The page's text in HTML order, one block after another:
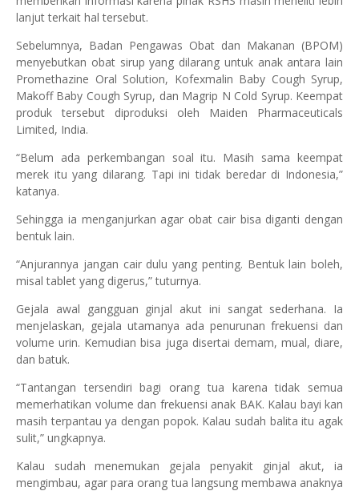
lanjut terkait hal tersebut.
Sebelumnya, Badan Pengawas Obat dan Makanan (BPOM)
menyebutkan obat sirup yang dilarang untuk anak antara lain
Promethazine Oral Solution, Kofexmalin Baby Cough Syrup,
Makoff Baby Cough Syrup, dan Magrip N Cold Syrup. Keempat
produk tersebut diproduksi oleh Maiden Pharmaceuticals
Limited, India.
“Belum ada perkembangan soal itu. Masih sama keempat
merek itu yang dilarang. Tapi ini tidak beredar di Indonesia,”
katanya.
Sehingga ia menganjurkan agar obat cair bisa diganti dengan
bentuk lain.
“Anjurannya jangan cair dulu yang penting. Bentuk lain boleh,
misal tablet yang digerus,” tuturnya.
Gejala awal gangguan ginjal akut ini sangat sederhana. Ia
menjelaskan, gejala utamanya ada penurunan frekuensi dan
volume urin. Kemudian bisa juga disertai demam, mual, diare,
dan batuk.
“Tantangan tersendiri bagi orang tua karena tidak semua
memerhatikan volume dan frekuensi anak BAK. Kalau bayi kan
masih terpantau ya dengan popok. Kalau sudah balita itu agak
sulit,” ungkapnya.
Kalau sudah menemukan gejala penyakit ginjal akut, ia
mengimbau, agar para orang tua langsung membawa anaknya